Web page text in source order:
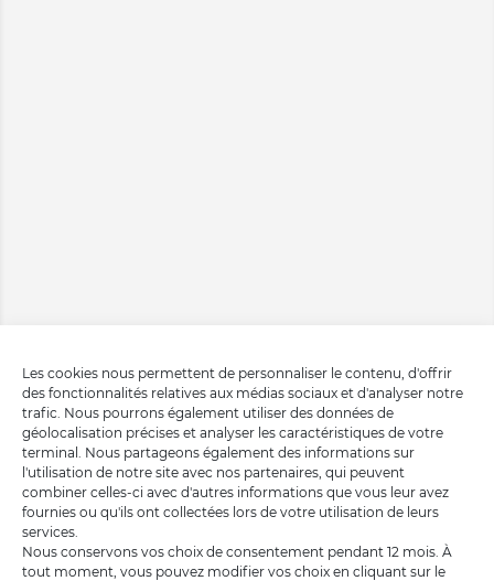
Les cookies nous permettent de personnaliser le contenu, d'offrir
des fonctionnalités relatives aux médias sociaux et d'analyser notre
trafic. Nous pourrons également utiliser des données de
géolocalisation précises et analyser les caractéristiques de votre
terminal. Nous partageons également des informations sur
l'utilisation de notre site avec nos partenaires, qui peuvent
combiner celles-ci avec d'autres informations que vous leur avez
fournies ou qu'ils ont collectées lors de votre utilisation de leurs
services.
Nous conservons vos choix de consentement pendant 12 mois. À
tout moment, vous pouvez modifier vos choix en cliquant sur le